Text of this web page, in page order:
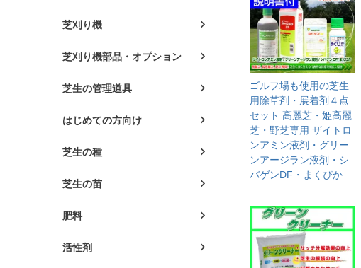
芝刈り機
芝刈り機部品・オプション
芝生の管理道具
はじめての方向け
芝生の種
芝生の苗
肥料
活性剤
ゴルフ場も使用の芝生
用除草剤・展着剤４点
セット 高麗芝・姫高麗
芝・野芝専用 ザイトロ
ンアミン液剤・グリー
ンアージラン液剤・シ
バゲンDF・まくぴか